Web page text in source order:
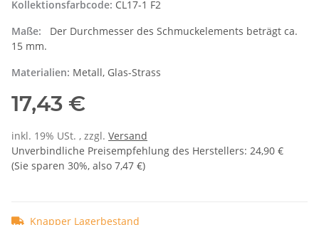
Kollektionsfarbcode: CL17-1 F2
Maße:
Der Durchmesser des Schmuckelements beträgt ca.
15 mm.
Materialien: Metall, Glas-Strass
17,43 €
inkl. 19% USt. , zzgl. Versand
Unverbindliche Preisempfehlung des Herstellers: 24,90 €
(Sie sparen 30%, also 7,47 €)
Knapper Lagerbestand